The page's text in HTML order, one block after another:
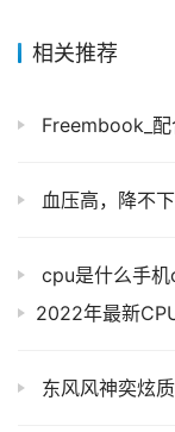
相关推荐
Freembook_配合这
血压高，降不
cpu是什么手
2022年最新
东风风神奕炫质